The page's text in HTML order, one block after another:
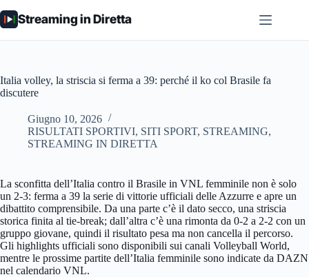
al
contenuto
Streaming in Diretta
Italia volley, la striscia si ferma a 39: perché il ko col Brasile fa
discutere
Giugno 10, 2026
RISULTATI SPORTIVI, SITI SPORT, STREAMING,
STREAMING IN DIRETTA
La sconfitta dell’Italia contro il Brasile in VNL femminile non è solo
un 2-3: ferma a 39 la serie di vittorie ufficiali delle Azzurre e apre un
dibattito comprensibile. Da una parte c’è il dato secco, una striscia
storica finita al tie-break; dall’altra c’è una rimonta da 0-2 a 2-2 con un
gruppo giovane, quindi il risultato pesa ma non cancella il percorso.
Gli highlights ufficiali sono disponibili sui canali Volleyball World,
mentre le prossime partite dell’Italia femminile sono indicate da DAZN
nel calendario VNL.